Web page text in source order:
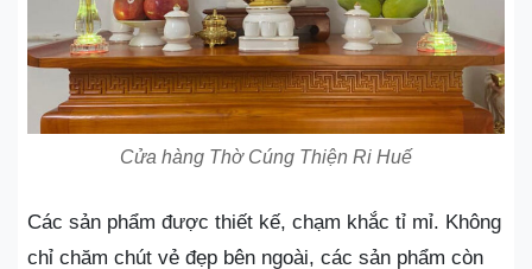
Cửa hàng Thờ Cúng Thiện Ri Huế
Các sản phẩm được thiết kế, chạm khắc tỉ mỉ. Không
chỉ chăm chút vẻ đẹp bên ngoài, các sản phẩm còn